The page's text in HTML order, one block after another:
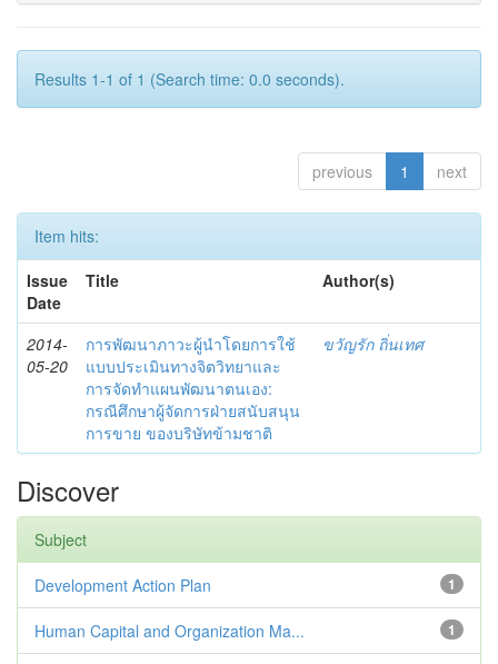
Results 1-1 of 1 (Search time: 0.0 seconds).
previous 1 next
Item hits:
Issue
Date
Title Author(s)
2014-
05-20
การพัฒนาภาวะผู้นำโดยการใช้
แบบประเมินทางจิตวิทยาและ
การจัดทำแผนพัฒนาตนเอง:
กรณีศึกษาผู้จัดการฝ่ายสนับสนุน
การขาย ของบริษัทข้ามชาติ
ขวัญรัก ถิ่นเทศ
Discover
Subject
1
Development Action Plan
1
Human Capital and Organization Ma...